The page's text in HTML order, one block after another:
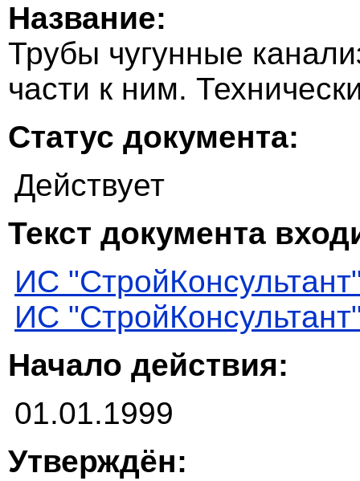
Название:
Трубы чугунные
части к ним.
Статус документа:
Действует
Текст документа
ИС
ИС
Начало действия:
01.01.1999
Утверждён: